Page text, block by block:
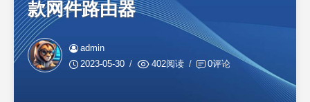
款网件路由器
admin
2023-05-30
402阅读 0评论